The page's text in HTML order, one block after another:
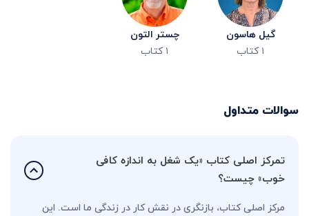
گیل هاسون
۱ کتاب
چستر التون
۱ کتاب
سوالات متداول
تمرکز اصلی کتاب «یک شغل به اندازه کافی
خوب» چیست؟
مرکز اصلی کتاب، بازنگری در نقش کار در زندگی ما است. این